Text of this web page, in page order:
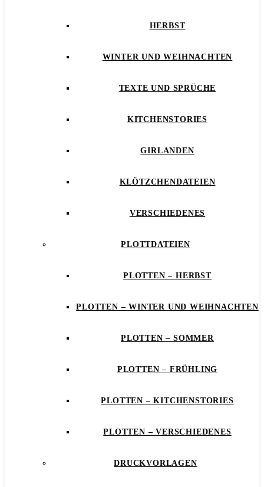
HERBST
WINTER UND WEIHNACHTEN
TEXTE UND SPRÜCHE
KITCHENSTORIES
GIRLANDEN
KLÖTZCHENDATEIEN
VERSCHIEDENES
PLOTTDATEIEN
PLOTTEN – HERBST
PLOTTEN – WINTER UND WEIHNACHTEN
PLOTTEN – SOMMER
PLOTTEN – FRÜHLING
PLOTTEN – KITCHENSTORIES
PLOTTEN – VERSCHIEDENES
DRUCKVORLAGEN